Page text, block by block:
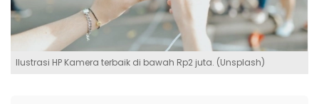
Ilustrasi HP Kamera terbaik di bawah Rp2 juta. (Unsplash)